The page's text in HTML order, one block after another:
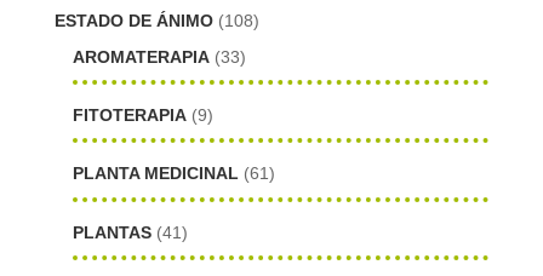
ESTADO DE ÁNIMO (108)
AROMATERAPIA (33)
FITOTERAPIA (9)
PLANTA MEDICINAL (61)
PLANTAS (41)